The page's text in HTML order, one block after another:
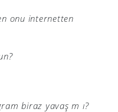
onu internetten
biraz yavaş m ı?